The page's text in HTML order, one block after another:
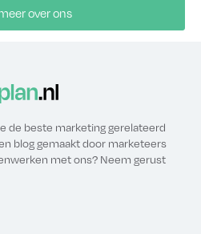
over ons
de beste marketing gerelateerd
blog gemaakt door marketeers
met ons? Neem gerust